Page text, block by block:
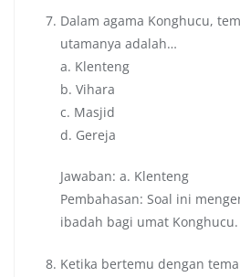
Dalam agama Konghucu,
utamanya adalah…
a. Klenteng
b. Vihara
c. Masjid
d. Gereja
Jawaban: a. Klenteng
Pembahasan: Soal ini
ibadah bagi umat Konghucu.
Ketika bertemu dengan